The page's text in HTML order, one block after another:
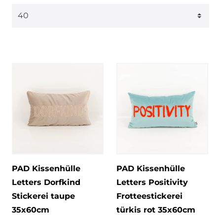
PAD Kissenhülle
Letters Dorfkind
Stickerei taupe
35x60cm
PAD Kissenhülle
Letters Positivity
Frotteestickerei
türkis rot 35x60cm